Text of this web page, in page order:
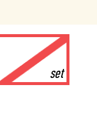
set